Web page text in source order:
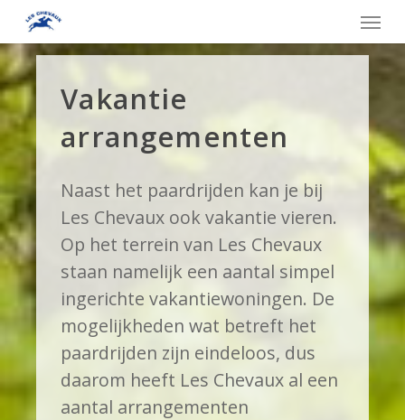
Skip
to
main
content
Menu
Vakantie
arrangementen
Naast het paardrijden kan je bij
Les Chevaux ook vakantie vieren.
Op het terrein van Les Chevaux
staan namelijk een aantal simpel
ingerichte vakantiewoningen. De
mogelijkheden wat betreft het
paardrijden zijn eindeloos, dus
daarom heeft Les Chevaux al een
aantal arrangementen